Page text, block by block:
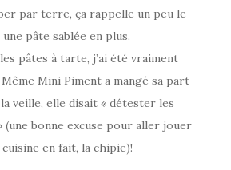
par terre, ça rappelle un peu le
pâte sablée en plus.
pâtes à tarte, j’ai été vraiment
Mini Piment a mangé sa part
veille, elle disait « détester les
(une bonne excuse pour aller jouer
en fait, la chipie)!